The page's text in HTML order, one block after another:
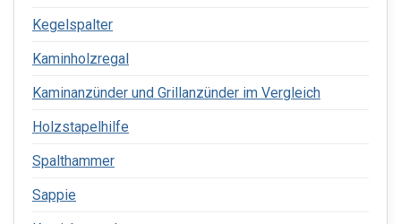
Kegelspalter
Kaminholzregal
Kaminanzünder und Grillanzünder im Vergleich
Holzstapelhilfe
Spalthammer
Sappie